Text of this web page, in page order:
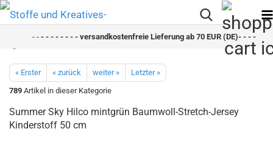
- - - - - - - - versandkostenfreie Lieferung ab 70 EUR (DE)- - - - - - -
« Erster « zurück weiter »
Letzter »
789 Artikel in dieser Kategorie
Summer Sky Hilco mintgrün Baumwoll-Stretch-Jersey
Kinderstoff 50 cm